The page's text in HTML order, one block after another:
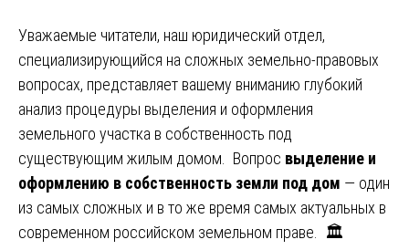
Уважаемые читатели, наш юридический отдел,
специализирующийся на сложных земельно-правовых
вопросах, представляет вашему вниманию глубокий
анализ процедуры выделения и оформления
земельного участка в собственность под
существующим жилым домом. Вопрос выделение и
оформлению в собственность земли под дом — один
из самых сложных и в то же время самых актуальных в
современном российском земельном праве. 🏛️